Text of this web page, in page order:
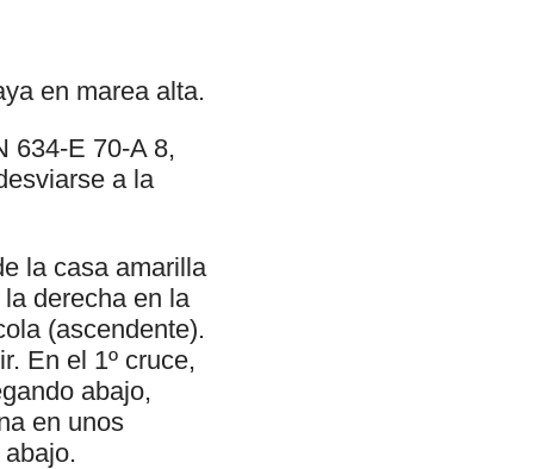
en marea alta.
634-E 70-A 8,
a la
la casa amarilla
derecha en la
(ascendente).
En el 1º cruce,
abajo,
en unos